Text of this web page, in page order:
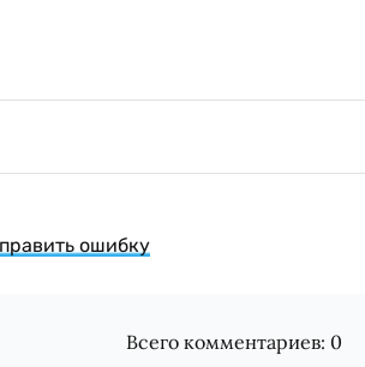
ошибку
Всего комментариев: 0